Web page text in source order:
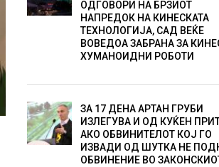
ОДГОВОРИ НА БРЗИОТ
НАПРЕДОК НА КИНЕСКАТА
ТЕХНОЛОГИЈА, САД ВЕЌЕ
ВОВЕДОА ЗАБРАНА ЗА
ХУМАНОИДНИ РОБОТИ
ЗА 17 ДЕНА АРТАН ГРУБИ
ИЗЛЕГУВА И ОД КУЌЕН
АКО ОБВИНИТЕЛОТ КОЈ ГО
ИЗВАДИ ОД ШУТКА НЕ
ОБВИНЕНИЕ ВО